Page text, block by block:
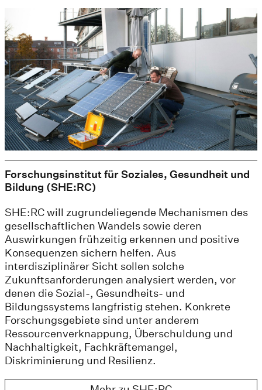
Forschungsinstitut für Soziales, Gesundheit und
Bildung (SHE:RC)
SHE:RC will zugrundeliegende Mechanismen des
gesellschaftlichen Wandels sowie deren
Auswirkungen frühzeitig erkennen und positive
Konsequenzen sichern helfen. Aus
interdisziplinärer Sicht sollen solche
Zukunftsanforderungen analysiert werden, vor
denen die Sozial-, Gesundheits- und
Bildungssystems langfristig stehen. Konkrete
Forschungsgebiete sind unter anderem
Ressourcenverknappung, Überschuldung und
Nachhaltigkeit, Fachkräftemangel,
Diskriminierung und Resilienz.